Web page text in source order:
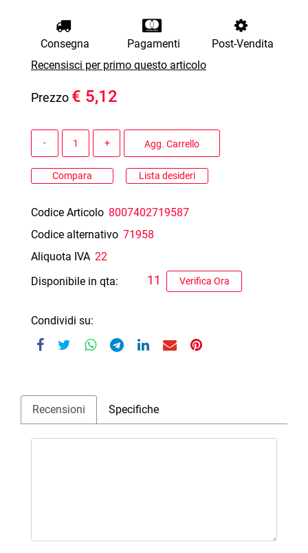
Consegna Pagamenti
Post-Vendita
Recensisci per primo questo articolo
Prezzo € 5,12
Agg. Carrello
Compara Lista desideri
Codice Articolo 8007402719587
Codice alternativo 71958
Aliquota IVA 22
Disponibile in qta:
Verifica Ora
11
Condividi su:
Recensioni Specifiche